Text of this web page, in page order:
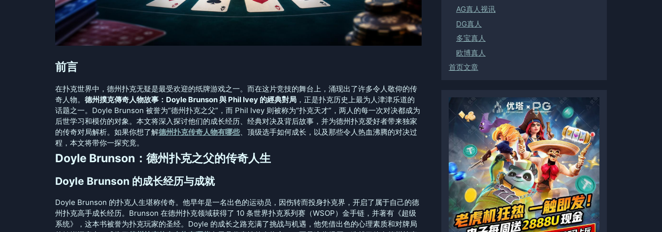
前言
在扑克世界中，德州扑克无疑是最受欢迎的纸牌游戏之一。而在这片竞技的舞台上，涌现出了许多令人敬仰的传
奇人物。 德州撲克傳奇人物故事：Doyle Brunson 與 Phil Ivey 的經典對局 ，正是扑克历史上最为人津津乐道的
话题之一。Doyle Brunson 被誉为“德州扑克之父”，而 Phil Ivey 则被称为“扑克天才”，两人的每一次对决都成为
后世学习和模仿的对象。本文将深入探讨他们的成长经历、经典对决及背后故事，并为德州扑克爱好者带来独家
的传奇对局解析。如果你想了解德州扑克传奇人物有哪些、顶级选手如何成长，以及那些令人热血沸腾的对决过
程，本文将带你一探究竟。
Doyle Brunson：德州扑克之父的传奇人生
Doyle Brunson 的成长经历与成就
Doyle Brunson 的扑克人生堪称传奇。他早年是一名出色的运动员，因伤转而投身扑克界，开启了属于自己的德
州扑克高手成长经历。Brunson 在德州扑克领域获得了 10 条世界扑克系列赛（WSOP）金手链，并著有《超级
系统》，这本书被誉为扑克玩家的圣经。Doyle 的成长之路充满了挑战与机遇，他凭借出色的心理素质和对牌局
AG真人视讯
DG真人
多宝真人
欧博真人
首页文章